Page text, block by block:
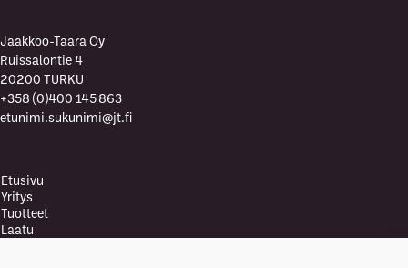
Jaakkoo-Taara Oy
Ruissalontie 4
20200 TURKU
+358 (0)400 145 863
etunimi.sukunimi@jt.fi
Etusivu
Yritys
Tuotteet
Laatu